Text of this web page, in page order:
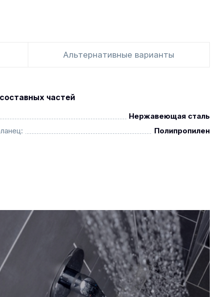
Альтернативные варианты
частей
Нержавеющая сталь
Полипропилен